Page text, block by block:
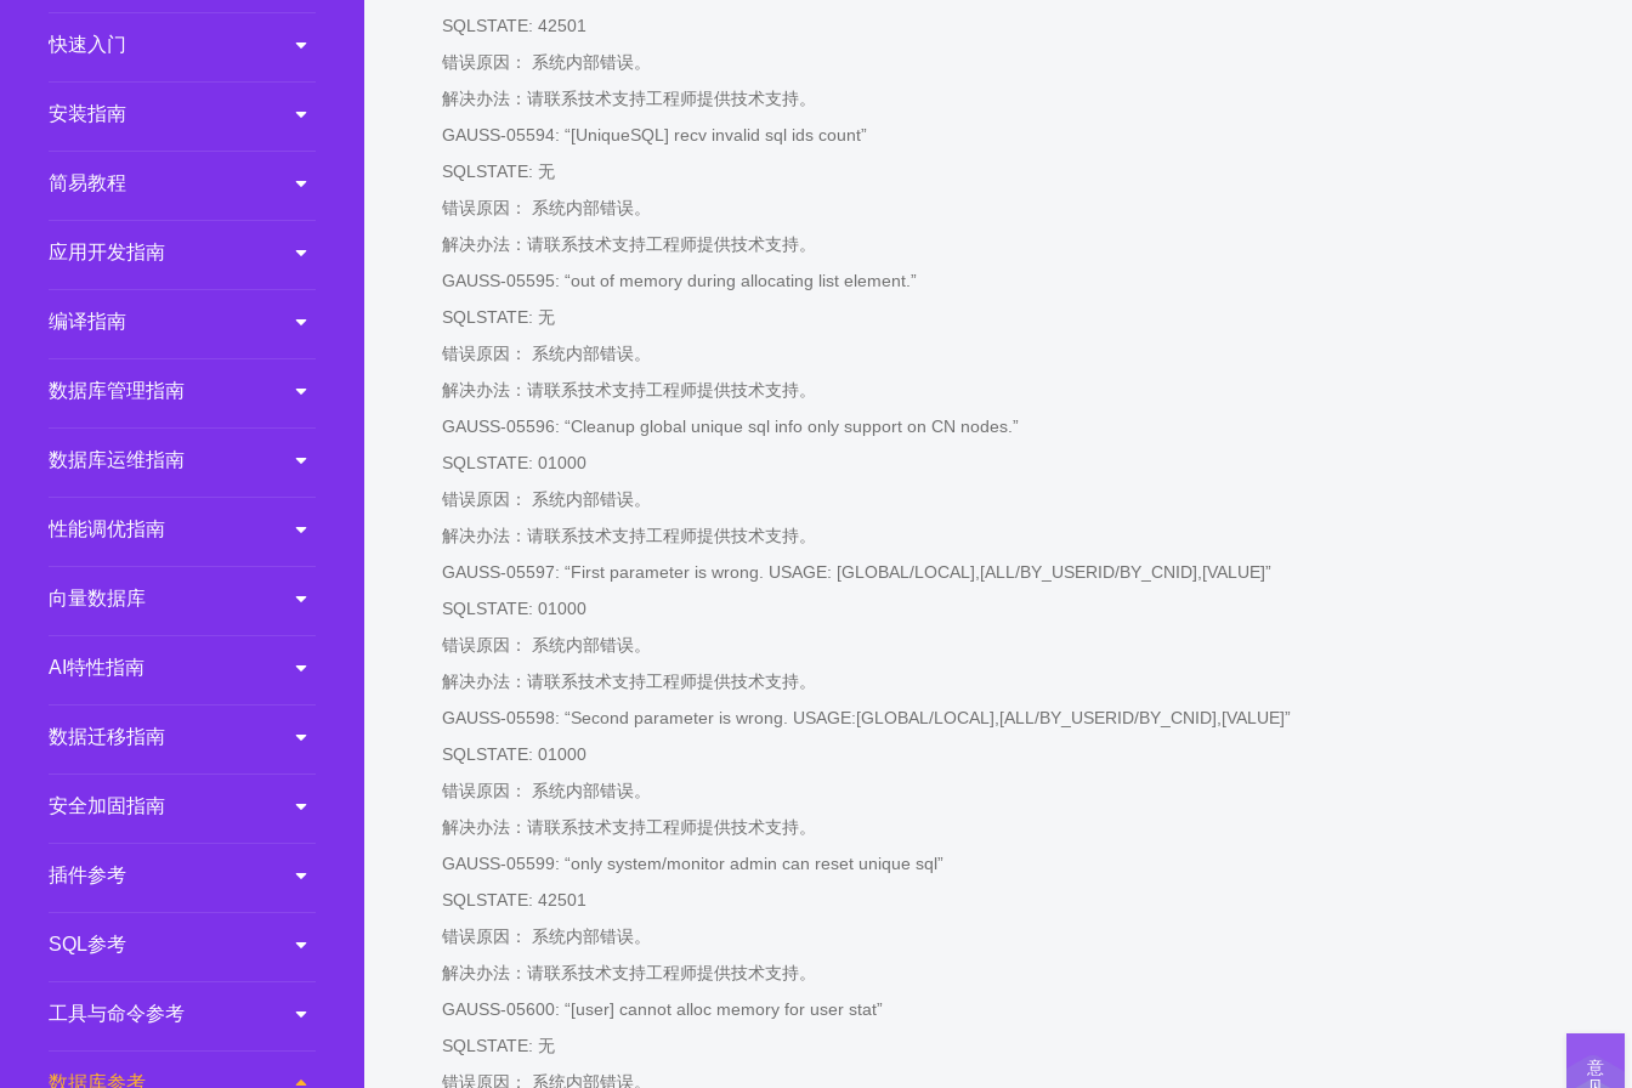
2.0.0 (LTS)
3.1.0 (EOM)
2.0.1 (EOM)
1.0.1 (EOM)
快速入门
安装指南
简易教程
应用开发指南
编译指南
数据库管理指南
数据库运维指南
性能调优指南
向量数据库
AI特性指南
数据迁移指南
安全加固指南
插件参考
SQL参考
工具与命令参考
数据库参考
SQLSTATE: 42501
错误原因： 系统内部错误。
解决办法：请联系技术支持工程师提供技术支持。
GAUSS-05594: “[UniqueSQL] recv invalid sql ids count”
SQLSTATE: 无
错误原因： 系统内部错误。
解决办法：请联系技术支持工程师提供技术支持。
GAUSS-05595: “out of memory during allocating list element.”
SQLSTATE: 无
错误原因： 系统内部错误。
解决办法：请联系技术支持工程师提供技术支持。
GAUSS-05596: “Cleanup global unique sql info only support on CN nodes.”
SQLSTATE: 01000
错误原因： 系统内部错误。
解决办法：请联系技术支持工程师提供技术支持。
GAUSS-05597: “First parameter is wrong. USAGE: [GLOBAL/LOCAL],[ALL/BY_USERID/BY_CNID],[VALUE]”
SQLSTATE: 01000
错误原因： 系统内部错误。
解决办法：请联系技术支持工程师提供技术支持。
GAUSS-05598: “Second parameter is wrong. USAGE:[GLOBAL/LOCAL],[ALL/BY_USERID/BY_CNID],[VALUE]”
SQLSTATE: 01000
错误原因： 系统内部错误。
解决办法：请联系技术支持工程师提供技术支持。
GAUSS-05599: “only system/monitor admin can reset unique sql”
SQLSTATE: 42501
错误原因： 系统内部错误。
解决办法：请联系技术支持工程师提供技术支持。
GAUSS-05600: “[user] cannot alloc memory for user stat”
SQLSTATE: 无
错误原因： 系统内部错误。
意